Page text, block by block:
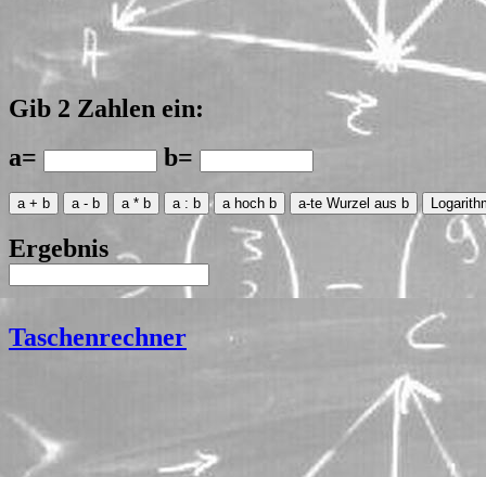
Gib 2 Zahlen ein:
a=
b=
Ergebnis
Taschenrechner